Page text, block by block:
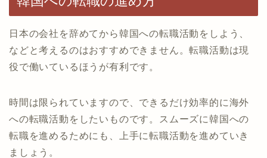
日本の会社を辞めてから韓国への転職活動をしよう、
などと考えるのはおすすめできません。転職活動は現
役で働いているほうが有利です。
時間は限られていますので、できるだけ効率的に海外
への転職活動をしたいものです。スムーズに韓国への
転職を進めるためにも、上手に転職活動を進めていき
ましょう。